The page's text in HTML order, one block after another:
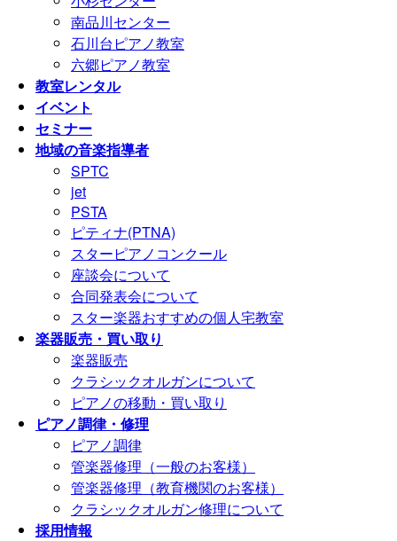
南品川センター
石川台ピアノ教室
六郷ピアノ教室
教室レンタル
イベント
セミナー
地域の音楽指導者
SPTC
jet
PSTA
ピティナ(PTNA)
スターピアノコンクール
座談会について
合同発表会について
スター楽器おすすめの個人宅教室
楽器販売・買い取り
楽器販売
クラシックオルガンについて
ピアノの移動・買い取り
ピアノ調律・修理
ピアノ調律
管楽器修理（一般のお客様）
管楽器修理（教育機関のお客様）
クラシックオルガン修理について
採用情報